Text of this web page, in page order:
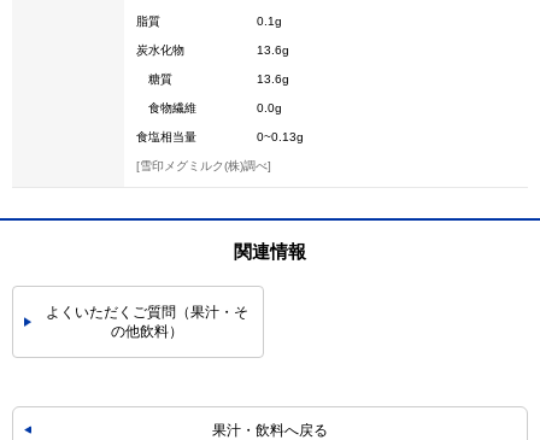
脂質 0.1g
炭水化物 13.6g
糖質 13.6g
食物繊維 0.0g
食塩相当量 0~0.13g
[雪印メグミルク(株)調べ]
関連情報
よくいただくご質問（果汁・そ
の他飲料）
果汁・飲料へ戻る